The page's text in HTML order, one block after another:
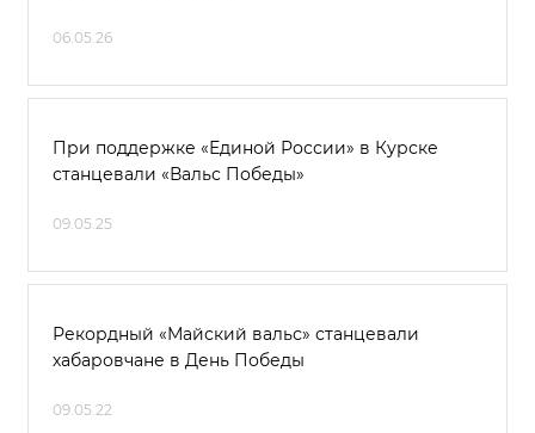
06.05.26
При поддержке «Единой России» в Курске
станцевали «Вальс Победы»
09.05.25
Рекордный «Майский вальс» станцевали
хабаровчане в День Победы
09.05.22